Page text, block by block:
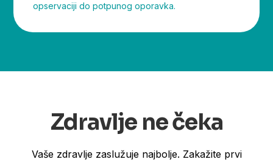
opservaciji do potpunog oporavka.
Zdravlje ne čeka
Vaše zdravlje zaslužuje najbolje. Zakažite prvi